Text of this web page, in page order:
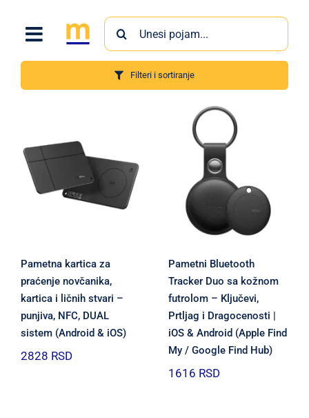
content
Search
for:
Filteri i sortiranje
Pametna kartica za
praćenje novčanika,
kartica i ličnih stvari –
punjiva, NFC, DUAL
sistem (Android & iOS)
2828 RSD
Pametni Bluetooth
Tracker Duo sa kožnom
futrolom – Ključevi,
Prtljag i Dragocenosti |
iOS & Android (Apple Find
My / Google Find Hub)
1616 RSD
Proizvodi